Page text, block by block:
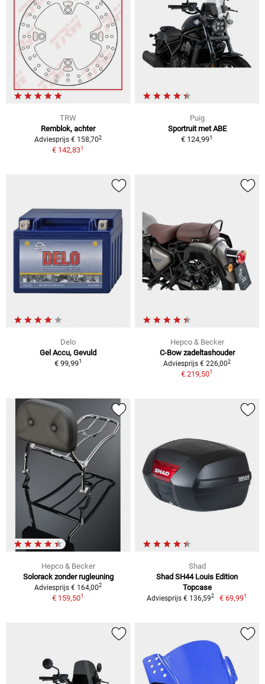
TRW
Remblok, achter
Adviesprijs € 158,702
€ 142,831
Puig
Sportruit met ABE
€ 124,991
Delo
Gel Accu, Gevuld
€ 99,991
Hepco & Becker
C-Bow zadeltashouder
Adviesprijs € 226,002
€ 219,501
Hepco & Becker
Solorack zonder rugleuning
Adviesprijs € 164,002
€ 159,501
Shad
Shad SH44 Louis Edition
Topcase
Adviesprijs € 136,592 € 69,991